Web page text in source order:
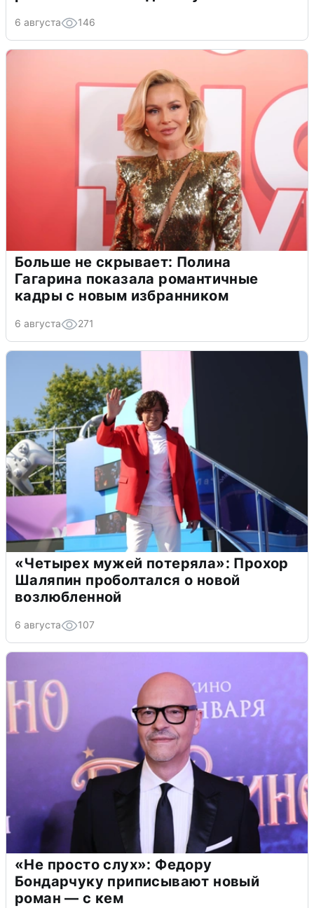
6 августа 146
Больше не скрывает: Полина
Гагарина показала романтичные
кадры с новым избранником
6 августа 271
«Четырех мужей потеряла»: Прохор
Шаляпин проболтался о новой
возлюбленной
6 августа 107
«Не просто слух»: Федору
Бондарчуку приписывают новый
роман — с кем